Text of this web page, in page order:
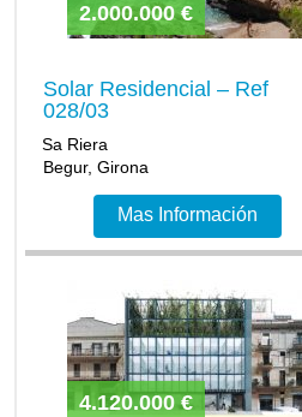
2.000.000 €
Solar Residencial – Ref
028/03
Sa Riera
Begur, Girona
Mas Información
4.120.000 €